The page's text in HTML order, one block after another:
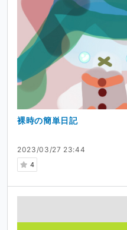
2023/03/27 23:44
4
裸時の簡単日記